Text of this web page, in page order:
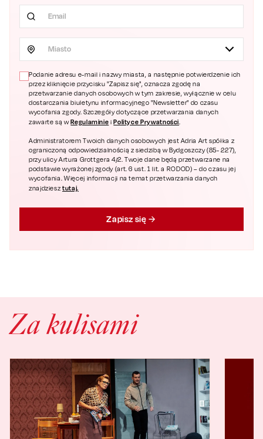
Miasto
Podanie adresu e-mail i nazwy miasta, a następnie potwierdzenie ich
przez kliknięcie przycisku "Zapisz się", oznacza zgodę na
przetwarzanie danych osobowych w tym zakresie, wyłącznie w celu
dostarczania biuletynu informacyjnego "Newsletter" do czasu
wycofania zgody. Szczegóły dotyczące przetwarzania danych
zawarte są wRegulaminie iPolityce Prywatności.
Administratorem Twoich danych osobowych jest Adria Art spółka z
ograniczoną odpowiedzialnością z siedzibą w Bydgoszczy (85- 227),
przy ulicy Artura Grottgera 4/2. Twoje dane będą przetwarzane na
podstawie wyrażonej zgody (art. 6 ust. 1 lit. a RODOD) – do czasu jej
wycofania. Więcej informacji na temat przetwarzania danych
znajdziesztutaj.
Zapisz się
Za kulisami